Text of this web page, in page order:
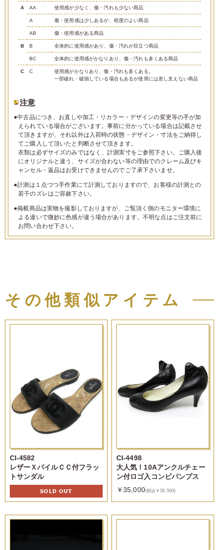
A AA 使用感が少なく、傷・汚れも少ない商品
A 傷・使用感は少しあるが、程度のよい商品
AB 傷・使用感がある商品
B B 全体的に使用感があり、傷・汚れが目立つ商品
BC 全体的に使用感がかなりあり、傷・汚れも多くある商品
C C
使用感がかなりあり、傷・汚れも多くある。
一部破れ・破損している場合もあるが使用には差し支えない商品
注意
●中古品につき、お直しや加工・リカラー・デザインの変更等の手が加
えられている場合がございます。事前に分かっている場合は記載させ
て頂きますが、それ以外は入荷時の状態・デザイン・寸法をご納得し
てご購入して頂いたと判断させて頂きます。
衣類は必ずサイズのみではなく、計測実寸をご参照下さい。ご購入後
にオリジナルと違う、サイズが合わない等の理由でのクレーム及びキ
ャンセル・返品はお受けできませんのでご了承下さいませ。
●計測は１点づつ手作業にて計測しておりますので、お客様の計測との
若干のズレはご容赦下さい。
●掲載商品は実物を撮影しておりますが、ご覧頂く側のモニター環境に
よる違いで微妙に色感が違う場合があります。不明な点はご注文前に
お問い合わせ下さい。
その他類似アイテム
CI-4582
レザーＸパイルＣＣ付フラッ
トサンダル
SOLD OUT
CI-4498
大人気！10Aアンクルチェー
ン付ロゴ入コンビパンプス
￥35,000(税込￥38,500)